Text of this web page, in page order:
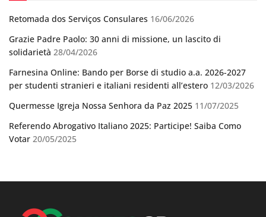
Retomada dos Serviços Consulares 16/06/2026
Grazie Padre Paolo: 30 anni di missione, un lascito di
solidarietà 28/04/2026
Farnesina Online: Bando per Borse di studio a.a. 2026-2027
per studenti stranieri e italiani residenti all’estero 12/03/2026
Quermesse Igreja Nossa Senhora da Paz 2025 11/07/2025
Referendo Abrogativo Italiano 2025: Participe! Saiba Como
Votar 20/05/2025